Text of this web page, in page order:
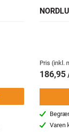
Pris (inkl.
186,95
Varen